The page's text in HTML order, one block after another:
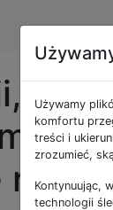
Używamy
komfortu
treści i
zrozumieć,
Kontynuując,
technologii